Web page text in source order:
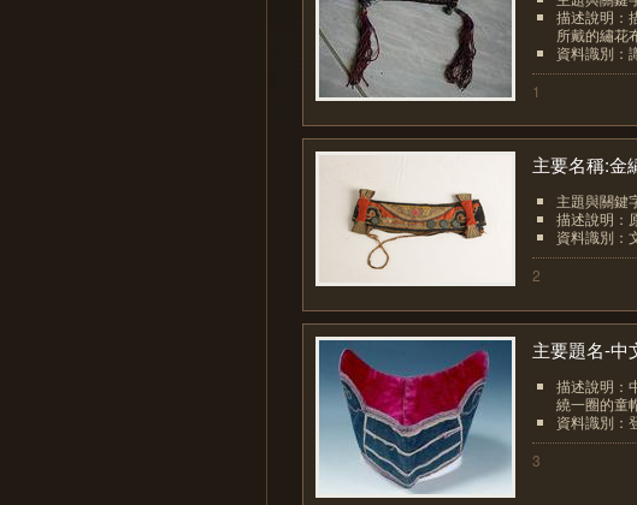
描述說明：
所戴的繡花
資料識別：
1
主要名稱:金
主題與關鍵
描述說明：
資料識別：
2
主要題名-中
描述說明：
繞一圈的童
資料識別：
3